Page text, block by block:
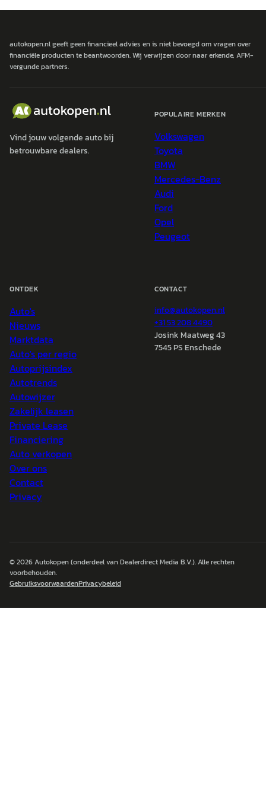
autokopen.nl geeft geen financieel advies en is niet bevoegd om vragen over
financiële producten te beantwoorden. Wij verwijzen door naar erkende, AFM-
vergunde partners.
Vind jouw volgende auto bij
betrouwbare dealers.
POPULAIRE MERKEN
Volkswagen
Toyota
BMW
Mercedes-Benz
Audi
Ford
Opel
Peugeot
ONTDEK
Auto's
Nieuws
Marktdata
Auto's per regio
Autoprijsindex
Autotrends
Autowijzer
Zakelijk leasen
Private Lease
Financiering
Auto verkopen
Over ons
Contact
Privacy
CONTACT
info@autokopen.nl
+31 53 208 4490
Josink Maatweg 43
7545 PS Enschede
© 2026Autokopen(onderdeel van Dealerdirect Media B.V.). Alle rechten
voorbehouden.
GebruiksvoorwaardenPrivacybeleid